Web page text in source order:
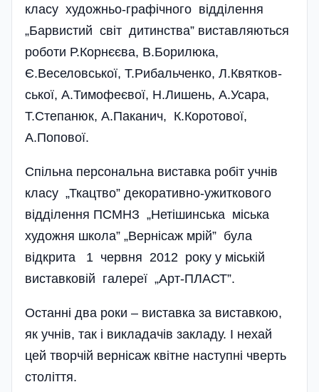
класу художньо-гра­фічного відділення
„Барвистий світ дитинства” вистав­ляються
роботи Р.Корнє­єва, В.Борилюка,
Є.Веселовської, Т.Рибальченко, Л.Квят­ко­в­
ської, А.Тимофеєвої, Н.Ли­шень, А.Усара,
Т.Степанюк, А.Паканич, К.Коротової,
А.Попової.
Спільна персональна виставка робіт учнів
класу „Ткацтво” декоративно-ужиткового
відділення ПСМНЗ „Нетішинська міська
художня школа” „Вернісаж мрій” була
відкрита 1 червня 2012 року у міській
виставковій галер­еї „Арт-ПЛАСТ”.
Останні два роки – виставка за виставкою,
як учнів, так і викладачів закладу. І нехай
цей творчій вернісаж квітне наступні чверть
століття.